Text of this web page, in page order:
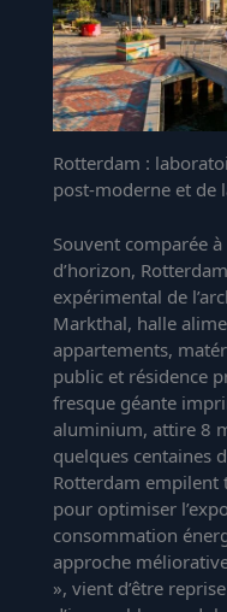
Rotterdam :
post-moderne et de
Souvent comparée
d’horizon,
expérimental de
Markthal, halle
appartements,
public et résidence
fresque géante
aluminium, attire 8
quelques centaines
Rotterdam empilent
pour optimiser
consommation
approche
», vient d’être